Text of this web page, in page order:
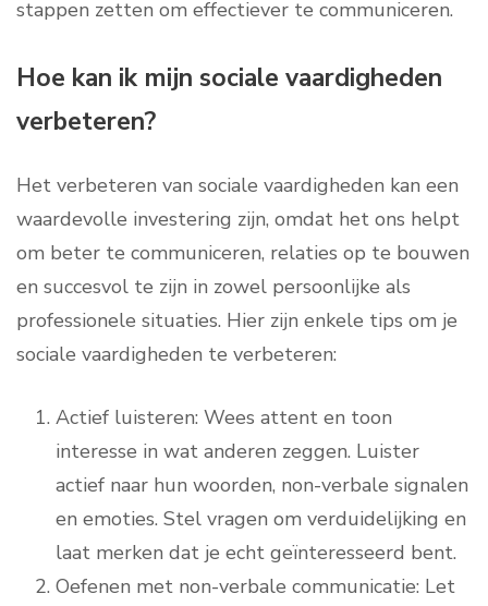
stappen zetten om effectiever te communiceren.
Hoe kan ik mijn sociale vaardigheden
verbeteren?
Het verbeteren van sociale vaardigheden kan een
waardevolle investering zijn, omdat het ons helpt
om beter te communiceren, relaties op te bouwen
en succesvol te zijn in zowel persoonlijke als
professionele situaties. Hier zijn enkele tips om je
sociale vaardigheden te verbeteren:
Actief luisteren: Wees attent en toon
interesse in wat anderen zeggen. Luister
actief naar hun woorden, non-verbale signalen
en emoties. Stel vragen om verduidelijking en
laat merken dat je echt geïnteresseerd bent.
Oefenen met non-verbale communicatie: Let